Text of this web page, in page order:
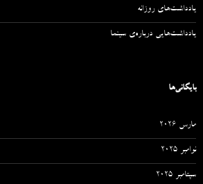
یادداشت‌های روزانه
یادداشت‌هایی درباره‌ی سینما
بایگانی‌ها
مارس 2026
نوامبر 2025
سپتامبر 2025